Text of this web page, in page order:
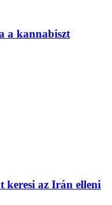
a kannabiszt
az Irán elleni